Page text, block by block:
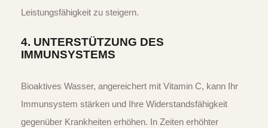
Leistungsfähigkeit zu steigern.
4. UNTERSTÜTZUNG DES
IMMUNSYSTEMS
Bioaktives Wasser, angereichert mit Vitamin C, kann Ihr
Immunsystem stärken und Ihre Widerstandsfähigkeit
gegenüber Krankheiten erhöhen. In Zeiten erhöhter